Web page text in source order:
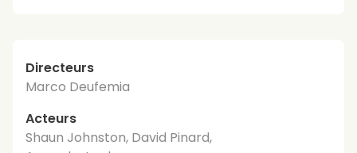
Directeurs
Marco Deufemia
Acteurs
Shaun Johnston, David Pinard,